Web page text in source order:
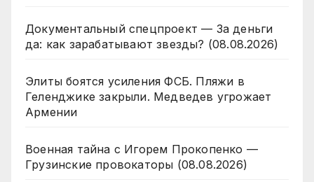
Документальный спецпроект — За деньги
да: как зарабатывают звезды? (08.08.2026)
Элиты боятся усиления ФСБ. Пляжи в
Геленджике закрыли. Медведев угрожает
Армении
Военная тайна с Игорем Прокопенко —
Грузинские провокаторы (08.08.2026)